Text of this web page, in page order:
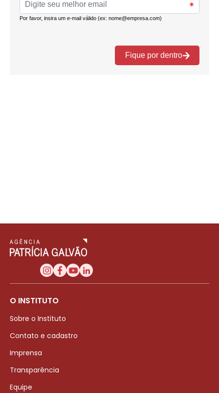
O INSTITUTO
Sobre o Instituto
Contato e cadastro
Imprensa
Transparência
Equipe